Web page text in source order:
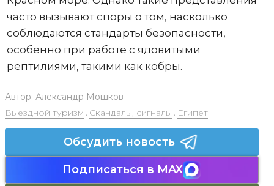
часто вызывают споры о том, насколько
соблюдаются стандарты безопасности,
особенно при работе с ядовитыми
рептилиями, такими как кобры.
Автор: Александр Мошков
Выездной туризм , Скандалы, сигналы , Египет
Обсудить новость
Подписаться в MAX